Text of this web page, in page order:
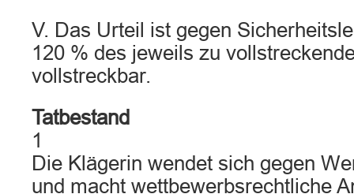
V. Das Urteil ist gegen
120 % des jeweils zu
vollstreckbar.
Tatbestand
1
Die Klägerin wendet sich gegen
und macht wettbewerbsrechtliche